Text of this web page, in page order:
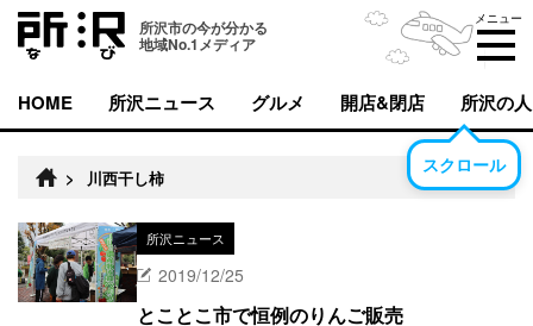
所沢市の今が分かる
地域No.1メディア
メニュー
HOME 所沢ニュース グルメ 開店&閉店 所沢の人
スクロール
> 川西干し柿
所沢ニュース
2019/12/25
とことこ市で恒例のりんご販売